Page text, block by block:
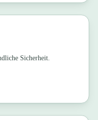
Sicherheit.